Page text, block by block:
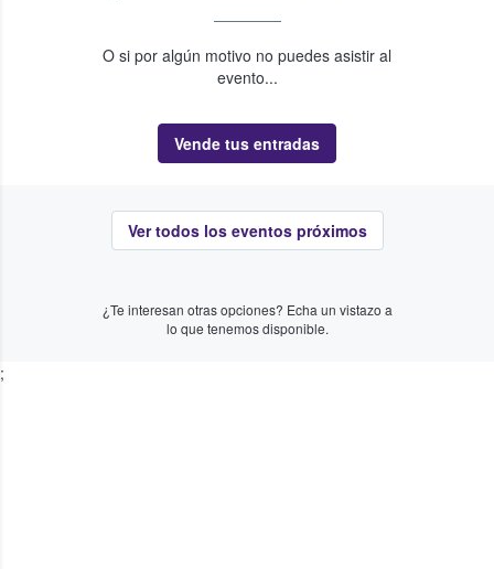
O si por algún motivo no puedes asistir al
evento...
Vende tus entradas
Ver todos los eventos próximos
¿Te interesan otras opciones? Echa un vistazo a
lo que tenemos disponible.
;